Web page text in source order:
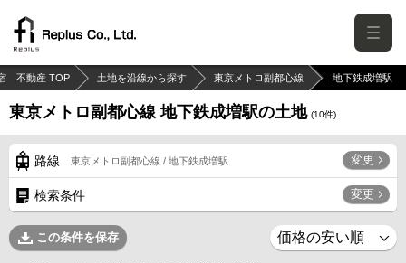
不動産 TOP 土地を沿線から探す 東京メトロ副都心線 地下鉄成増駅
東京メトロ副都心線 地下鉄成増駅の土地 (10件)
路線 東京メトロ副都心線 / 地下鉄成増駅 変更
検索条件 変更
この条件を保存